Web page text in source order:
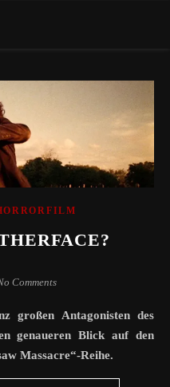
Comments
genaueren Blick auf den
Massacre“-Reihe.